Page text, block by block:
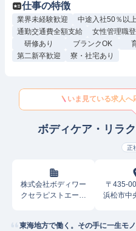
仕事の特徴
業界未経験歓迎 中途入社50％以上
通勤交通費全額支給
女性管理職
研修あり
ブランクOK
第二新卒歓迎
寮・社宅あり
いま見ている求人へ
ボディケア・リラ
正
株式会社ボディワー
クセラピストエージ
〒435-
浜松市中
東海地方で働く。その手に一生モ